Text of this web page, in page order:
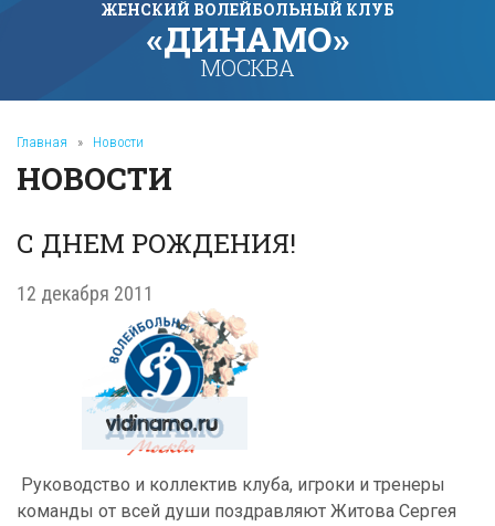
ЖЕНСКИЙ ВОЛЕЙБОЛЬНЫЙ КЛУБ
«ДИНАМО»
МОСКВА
Главная » Новости
НОВОСТИ
С ДНЕМ РОЖДЕНИЯ!
12 декабря 2011
Руководство и коллектив клуба, игроки и тренеры
команды от всей души поздравляют Житова Сергея